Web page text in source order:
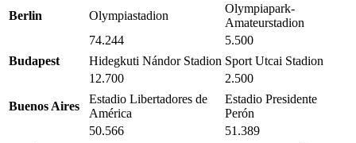
Berlin Olympiastadion
Olympiapark-
Amateurstadion
74.244
5.500
Budapest
Hidegkuti Nándor Stadion Sport Utcai Stadion
12.700
2.500
Buenos Aires
Estadio Libertadores de
América
Estadio Presidente
Perón
50.566
51.389